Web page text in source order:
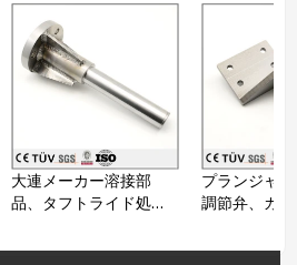
大連メーカー溶接部
品、タフトライド処理
プランジャ
調節弁、カ